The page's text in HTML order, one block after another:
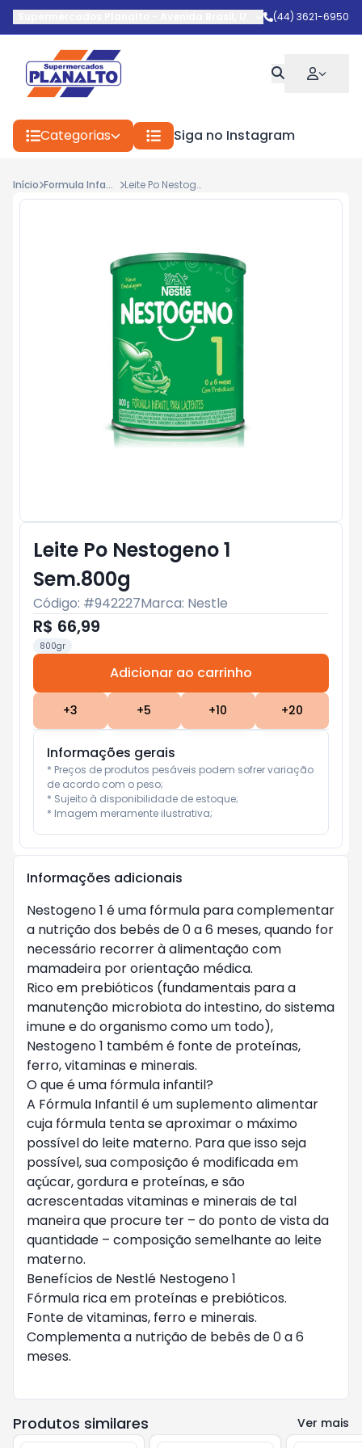
Umuarama- PR
(44) 3621-6950
Categorias Siga no Instagram
Início Formula Infantil Po Leite Po Nestogeno 1 Sem.800g
Leite Po Nestogeno 1
Sem.800g
Código: #942227Marca: Nestle
R$ 66,99
800gr
Adicionar ao carrinho
+3 +5 +10 +20
Informações gerais
* Preços de produtos pesáveis podem sofrer variação
de acordo com o peso;
* Sujeito à disponibilidade de estoque;
* Imagem meramente ilustrativa;
Informações adicionais
Nestogeno 1 é uma fórmula para complementar
a nutrição dos bebês de 0 a 6 meses, quando for
necessário recorrer à alimentação com
mamadeira por orientação médica.
Rico em prebióticos (fundamentais para a
manutenção microbiota do intestino, do sistema
imune e do organismo como um todo),
Nestogeno 1 também é fonte de proteínas,
ferro, vitaminas e minerais.
O que é uma fórmula infantil?
A Fórmula Infantil é um suplemento alimentar
cuja fórmula tenta se aproximar o máximo
possível do leite materno. Para que isso seja
possível, sua composição é modificada em
açúcar, gordura e proteínas, e são
acrescentadas vitaminas e minerais de tal
maneira que procure ter – do ponto de vista da
quantidade – composição semelhante ao leite
materno.
Benefícios de Nestlé Nestogeno 1
Fórmula rica em proteínas e prebióticos.
Fonte de vitaminas, ferro e minerais.
Complementa a nutrição de bebês de 0 a 6
meses.
Produtos similares Ver mais